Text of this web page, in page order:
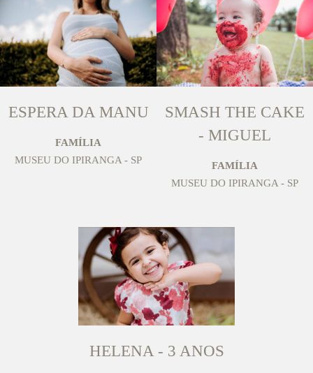
ESPERA DA MANU
FAMÍLIA
MUSEU DO IPIRANGA - SP
SMASH THE CAKE
- MIGUEL
FAMÍLIA
MUSEU DO IPIRANGA - SP
HELENA - 3 ANOS